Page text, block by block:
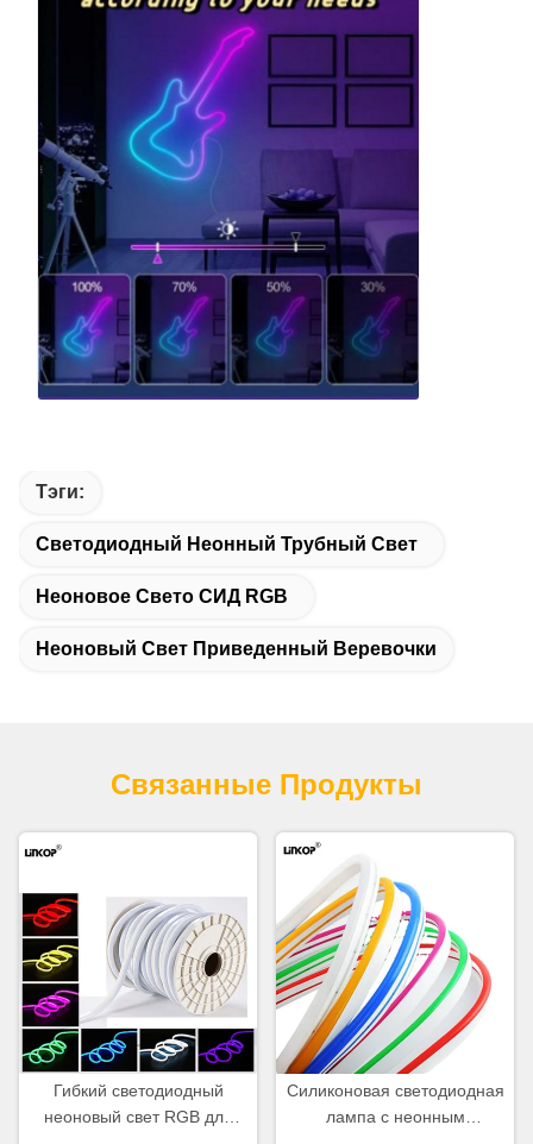
Тэги:
Светодиодный Неонный Трубный Свет
Неоновое Свето СИД RGB
Неоновый Свет Приведенный Веревочки
Связанные Продукты
Гибкий светодиодный
неоновый свет RGB для
Силиконовая светодиодная
лампа с неонным